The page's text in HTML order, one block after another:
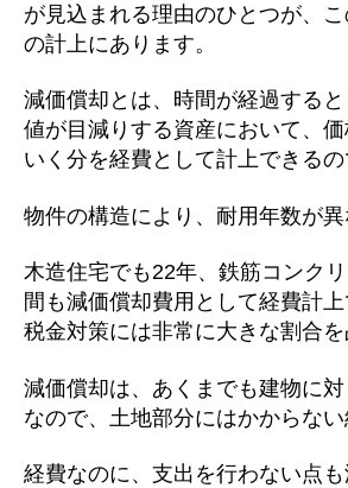
が見込まれる理由のひとつが、
の計上にあります。
減価償却とは、時間が経過する
値が目減りする資産において、
いく分を経費として計上できるの
物件の構造により、耐用年数が異
木造住宅でも22年、鉄筋コンク
間も減価償却費用として経費計上
税金対策には非常に大きな割合を
減価償却は、あくまでも建物に
なので、土地部分にはかからない
経費なのに、支出を行わない点